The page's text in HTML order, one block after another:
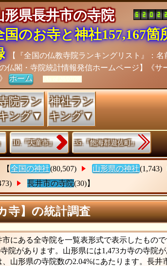
形県長井市の寺院
国のお寺と神社157,167箇
【『全国の仏教寺院ランキングリスト』：名
仏閣・寺院統計情報発信ホームページ】《サ
ホーム [As of 26/07/28]
院ラン
ング▼
神社ラン
キング▼
10.『天童市』 35.『飽海郡遊佐町』
【 全国の神社(80,507) 山形県の神社(1,743)
長井市の寺院(30)】
寺】の統計調査
にある全寺院を一覧表形式で表示したもの
院があります。山形県には1,473カ寺の寺院
山形県の寺院数の2.04%にあたります。長井